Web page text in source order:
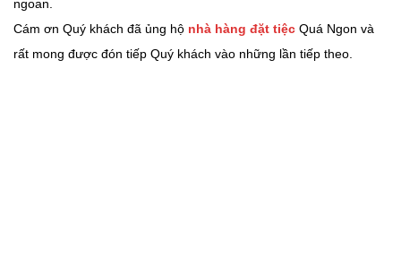
ngoan.
Cám ơn Quý khách đã ủng hộ nhà hàng đặt tiệc Quá Ngon và
rất mong được đón tiếp Quý khách vào những lần tiếp theo.